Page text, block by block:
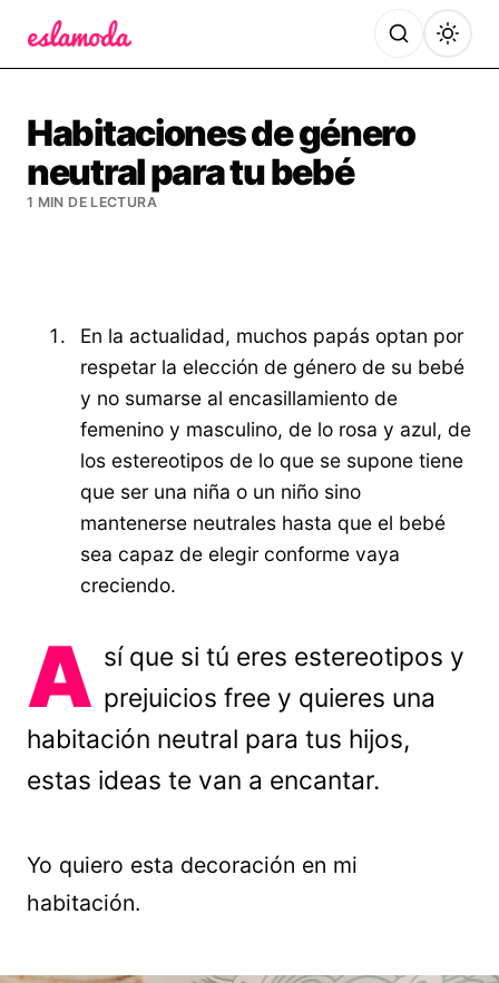
Habitaciones de género
neutral para tu bebé
1 MIN DE LECTURA
En la actualidad, muchos papás optan por
respetar la elección de género de su bebé
y no sumarse al encasillamiento de
femenino y masculino, de lo rosa y azul, de
los estereotipos de lo que se supone tiene
que ser una niña o un niño sino
mantenerse neutrales hasta que el bebé
sea capaz de elegir conforme vaya
creciendo.
A sí que si tú eres estereotipos y
prejuicios free y quieres una
habitación neutral para tus hijos,
estas ideas te van a encantar.
Yo quiero esta decoración en mi
habitación.